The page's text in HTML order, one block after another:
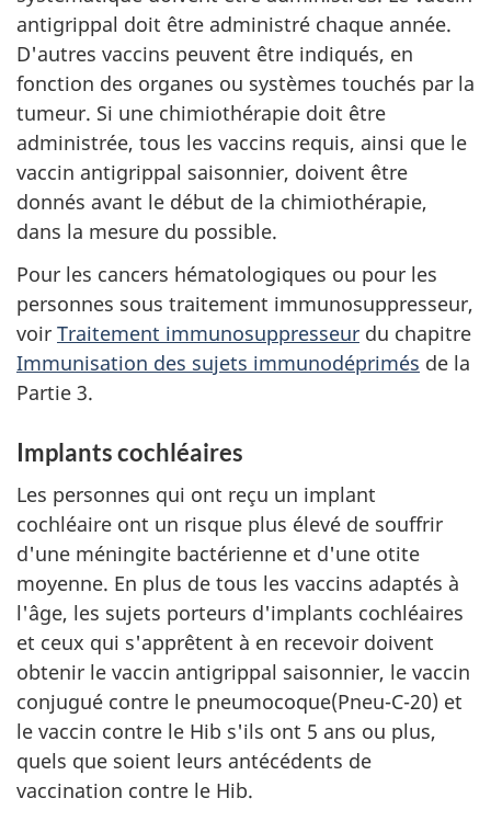
antigrippal doit être administré chaque année.
D'autres vaccins peuvent être indiqués, en
fonction des organes ou systèmes touchés par la
tumeur. Si une chimiothérapie doit être
administrée, tous les vaccins requis, ainsi que le
vaccin antigrippal saisonnier, doivent être
donnés avant le début de la chimiothérapie,
dans la mesure du possible.
Pour les cancers hématologiques ou pour les
personnes sous traitement immunosuppresseur,
voir Traitement immunosuppresseur du chapitre
Immunisation des sujets immunodéprimés de la
Partie 3.
Implants cochléaires
Les personnes qui ont reçu un implant
cochléaire ont un risque plus élevé de souffrir
d'une méningite bactérienne et d'une otite
moyenne. En plus de tous les vaccins adaptés à
l'âge, les sujets porteurs d'implants cochléaires
et ceux qui s'apprêtent à en recevoir doivent
obtenir le vaccin antigrippal saisonnier, le vaccin
conjugué contre le pneumocoque(Pneu-C-20) et
le vaccin contre le Hib s'ils ont 5 ans ou plus,
quels que soient leurs antécédents de
vaccination contre le Hib.